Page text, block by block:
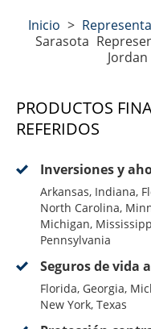
Inicio >
Sarasota
PRODUCTOS
REFERIDOS
Inversiones y
Arkansas, Indiana,
North Carolina,
Michigan,
Pennsylvania
Seguros de vida
Florida, Georgia,
New York, Texas